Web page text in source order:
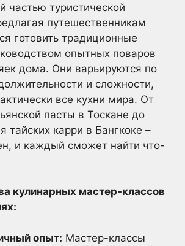
частью туристической
путешественникам
готовить традиционные
опытных поваров
дома. Они варьируются по
и сложности,
все кухни мира. От
пасты в Тоскане до
тайских карри в Бангкоке –
и каждый сможет найти что-
кулинарных мастер-классов
опыт: Мастер-классы